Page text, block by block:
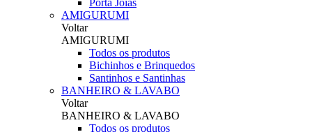
Porta Jóias
AMIGURUMI
Voltar
AMIGURUMI
Todos os produtos
Bichinhos e Brinquedos
Santinhos e Santinhas
BANHEIRO & LAVABO
Voltar
BANHEIRO & LAVABO
Todos os produtos